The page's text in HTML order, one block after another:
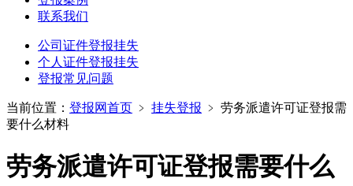
联系我们
公司证件登报挂失
个人证件登报挂失
登报常见问题
当前位置： 登报网首页 ﹥ 挂失登报 ﹥ 劳务派遣许可证登报需
要什么材料
劳务派遣许可证登报需要什么